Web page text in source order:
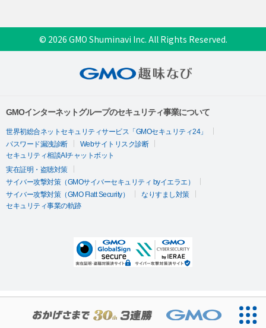
© 2026 GMO Shuminavi Inc. All Rights Reserved.